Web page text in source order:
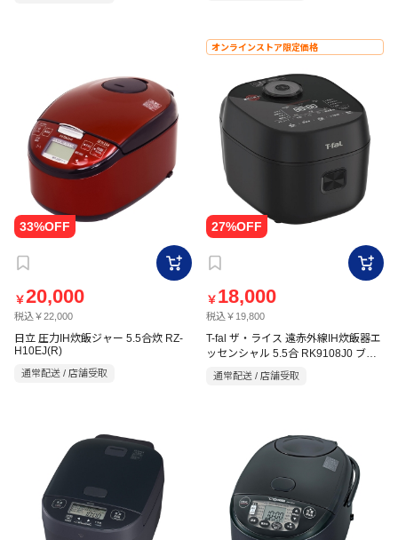
￥20,000
税込￥22,000
日立 圧力IH炊飯ジャー 5.5合炊 RZ-
H10EJ(R)
通常配送 / 店舗受取
オンラインストア限定価格
￥ 18,000
税込￥19,800
T-fal ザ・ライス 遠赤外線IH炊飯器エ
ッセンシャル 5.5合 RK9108J0 ブラ
ック
通常配送 / 店舗受取